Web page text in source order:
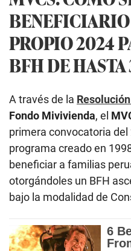
PROPIO 2024
BFH DE
A través de la
Fondo Mivivienda, el
primera convocatoria del
programa creado en
beneficiar a familias
otorgándoles un BFH
bajo la modalidad de